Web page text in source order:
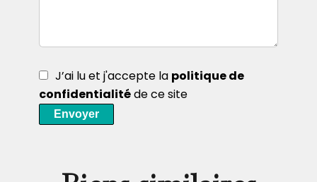
J’ai lu et j'accepte la politique de
confidentialitéde ce site
Envoyer